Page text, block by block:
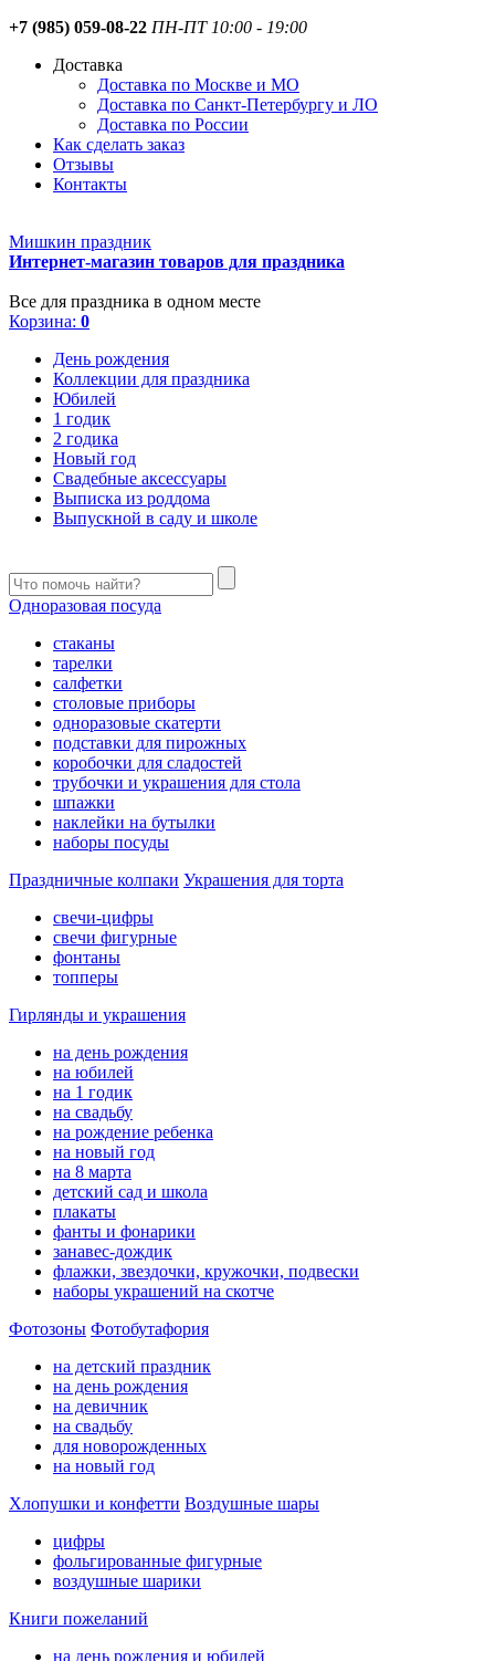
+7 (985) 059-08-22 ПН-ПТ 10:00 - 19:00
Доставка
Доставка по Москве и МО
Доставка по Санкт-Петербургу и ЛО
Доставка по России
Как сделать заказ
Отзывы
Контакты
Мишкин праздник
Интернет-магазин товаров для праздника
Все для праздника в одном месте
Корзина: 0
День рождения
Коллекции для праздника
Юбилей
1 годик
2 годика
Новый год
Свадебные аксессуары
Выписка из роддома
Выпускной в саду и школе
Одноразовая посуда
стаканы
тарелки
салфетки
столовые приборы
одноразовые скатерти
подставки для пирожных
коробочки для сладостей
трубочки и украшения для стола
шпажки
наклейки на бутылки
наборы посуды
Праздничные колпаки Украшения для торта
свечи-цифры
свечи фигурные
фонтаны
топперы
Гирлянды и украшения
на день рождения
на юбилей
на 1 годик
на свадьбу
на рождение ребенка
на новый год
на 8 марта
детский сад и школа
плакаты
фанты и фонарики
занавес-дождик
флажки, звездочки, кружочки, подвески
наборы украшений на скотче
Фотозоны Фотобутафория
на детский праздник
на день рождения
на девичник
на свадьбу
для новорожденных
на новый год
Хлопушки и конфетти Воздушные шары
цифры
фольгированные фигурные
воздушные шарики
Книги пожеланий
на день рождения и юбилей